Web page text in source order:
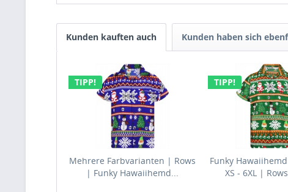
Kunden kauften auch Kunden haben sich
TIPP!
Mehrere Farbvarianten | Rows
| Funky Hawaiihemd...
TIPP!
Funky
XS - 6XL |